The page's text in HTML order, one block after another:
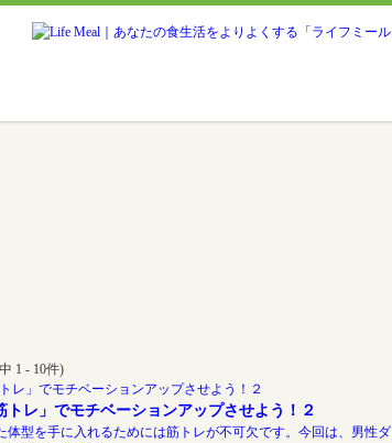
1 - 10件)
トレ」でモチベーションアップさせよう！２
体型を手に入れるためには筋トレが不可欠です。今回は、男